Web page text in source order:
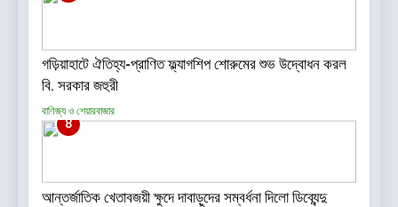
গড়িয়াহাটে ঐতিহ্য-প্রাণিত ফ্ল্যাগশিপ শোরুমের শুভ উদ্বোধন করল
বি. সরকার জহুরী
বাণিজ্য ও শেয়ারবাজার
8
আন্তর্জাতিক খেতাবজয়ী ক্ষুদে দাবাড়ুদের সম্বর্ধনা দিলো ডিব্যেন্দু